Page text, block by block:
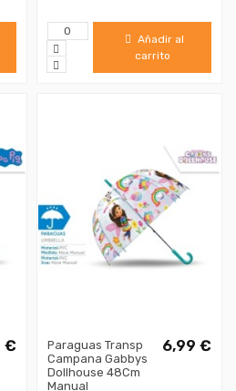
Añadir al
carrito
€
Paraguas Transp
Campana Gabbys
Dollhouse 48Cm
Manual
6,99 €